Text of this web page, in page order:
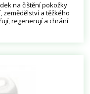
na čištění pokožky
a těžkého
regenerují a chrání